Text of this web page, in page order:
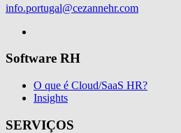
info.portugal@cezannehr.com
Software RH
O que é Cloud/SaaS HR?
Insights
SERVIÇOS